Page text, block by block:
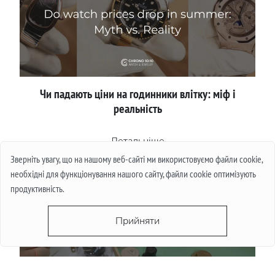
Зверніть увагу, що на нашому веб-сайті ми використовуємо файли cookie,
необхідні для функціонування нашого сайту, файли cookie оптимізують
продуктивність.
Прийняти
Чи падають ціни на годинники влітку: міф і
реальність
Детальніше